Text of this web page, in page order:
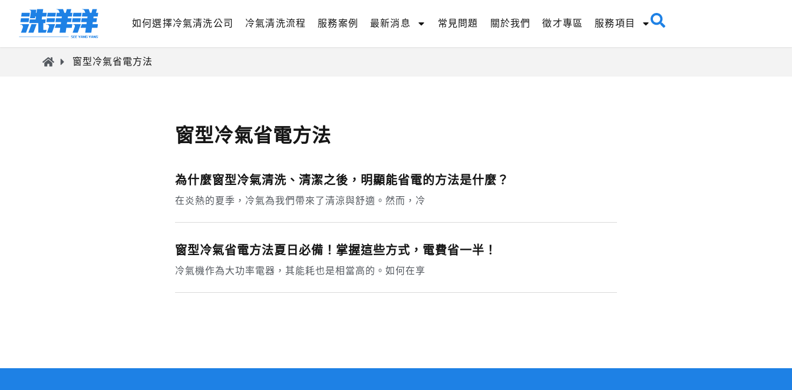
如何選擇冷氣清洗公司 冷氣清洗流程 服務案例 最新消息 常見問題 關於我們 徵才專區 服務項目
窗型冷氣省電方法
窗型冷氣省電方法
為什麼窗型冷氣清洗、清潔之後，明顯能省電的方法是什麼？
在炎熱的夏季，冷氣為我們帶來了清涼與舒適。然而，冷
窗型冷氣省電方法夏日必備！掌握這些方式，電費省一半！
冷氣機作為大功率電器，其能耗也是相當高的。如何在享